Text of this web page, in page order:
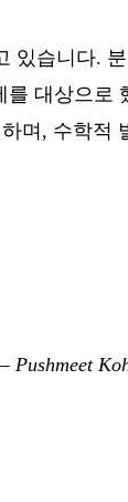
있습니다.
대상으로
며, 수학적
Pushmeet